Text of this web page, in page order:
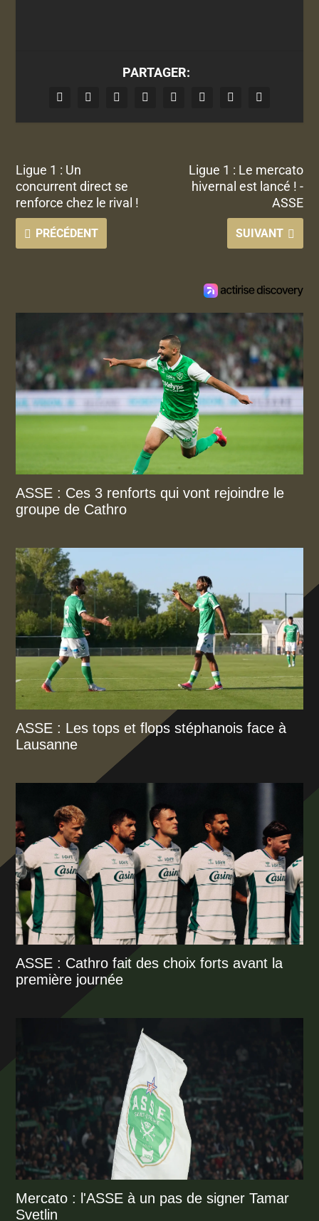
PARTAGER:
Ligue 1 : Un
concurrent direct se
renforce chez le rival !
PRÉCÉDENT
Ligue 1 : Le mercato
hivernal est lancé ! -
ASSE
SUIVANT
ASSE : Ces 3 renforts qui vont rejoindre le
groupe de Cathro
ASSE : Les tops et flops stéphanois face à
Lausanne
ASSE : Cathro fait des choix forts avant la
première journée
Mercato : l'ASSE à un pas de signer Tamar
Svetlin